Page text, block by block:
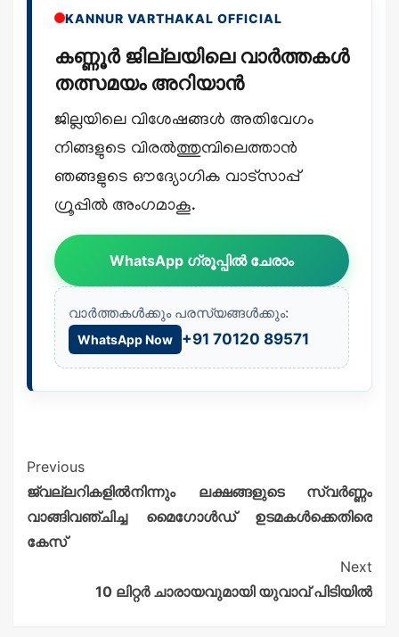
KANNUR VARTHAKAL OFFICIAL
കണ്ണൂർ ജില്ലയിലെ വാർത്തകൾ
തത്സമയം അറിയാൻ
ജില്ലയിലെ വിശേഷങ്ങൾ അതിവേഗം
നിങ്ങളുടെ വിരൽത്തുമ്പിലെത്താൻ
ഞങ്ങളുടെ ഔദ്യോഗിക വാട്സാപ്പ്
ഗ്രൂപ്പിൽ അംഗമാകൂ.
WhatsApp ഗ്രൂപ്പിൽ ചേരാം
വാർത്തകൾക്കും പരസ്യങ്ങൾക്കും:
WhatsApp Now +91 70120 89571
Previous
ജ്വല്ലറികളിൽനിന്നും ലക്ഷങ്ങളുടെ സ്വർണ്ണം
വാങ്ങിവഞ്ചിച്ച മൈഗോൾഡ് ഉടമകൾക്കെതിരെ
കേസ്
Next
10 ലിറ്റർ ചാരായവുമായി യുവാവ് പിടിയിൽ